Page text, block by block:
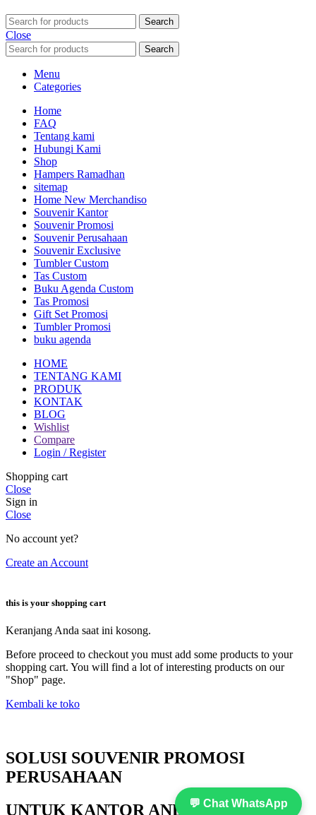
💬 Chat WhatsApp
Search
Close
Search
Menu
Categories
Home
FAQ
Tentang kami
Hubungi Kami
Shop
Hampers Ramadhan
sitemap
Home New Merchandiso
Souvenir Kantor
Souvenir Promosi
Souvenir Perusahaan
Souvenir Exclusive
Tumbler Custom
Tas Custom
Buku Agenda Custom
Tas Promosi
Gift Set Promosi
Tumbler Promosi
buku agenda
HOME
TENTANG KAMI
PRODUK
KONTAK
BLOG
Wishlist
Compare
Login / Register
Shopping cart
Close
Sign in
Close
No account yet?
Create an Account
this is your shopping cart
Keranjang Anda saat ini kosong.
Before proceed to checkout you must add some products to your
shopping cart. You will find a lot of interesting products on our
"Shop" page.
Kembali ke toko
SOLUSI SOUVENIR PROMOSI
PERUSAHAAN
UNTUK KANTOR ANDA!